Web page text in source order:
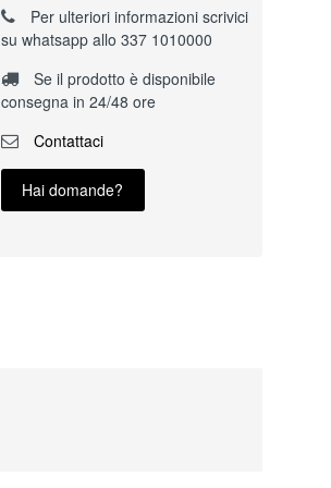
Per ulteriori informazioni scrivici
su whatsapp allo 337 1010000
Se il prodotto è disponibile
consegna in 24/48 ore
Contattaci
Hai domande?